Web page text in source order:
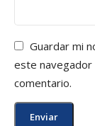
Guardar mi
este navegador
comentario.